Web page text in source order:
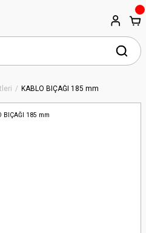
KABLO BIÇAĞI 185 mm